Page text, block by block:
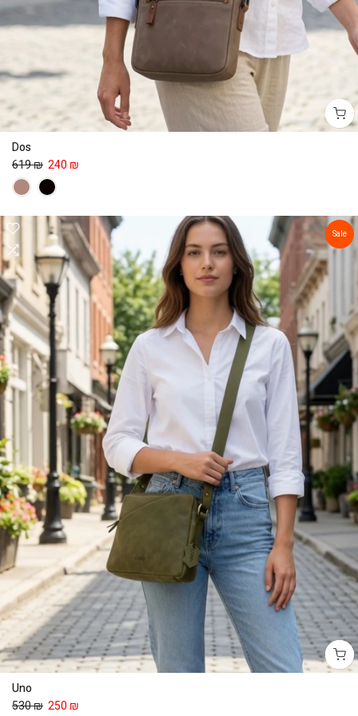
Dos
619 ₪ 240 ₪
Sale
Uno
530 ₪ 250 ₪